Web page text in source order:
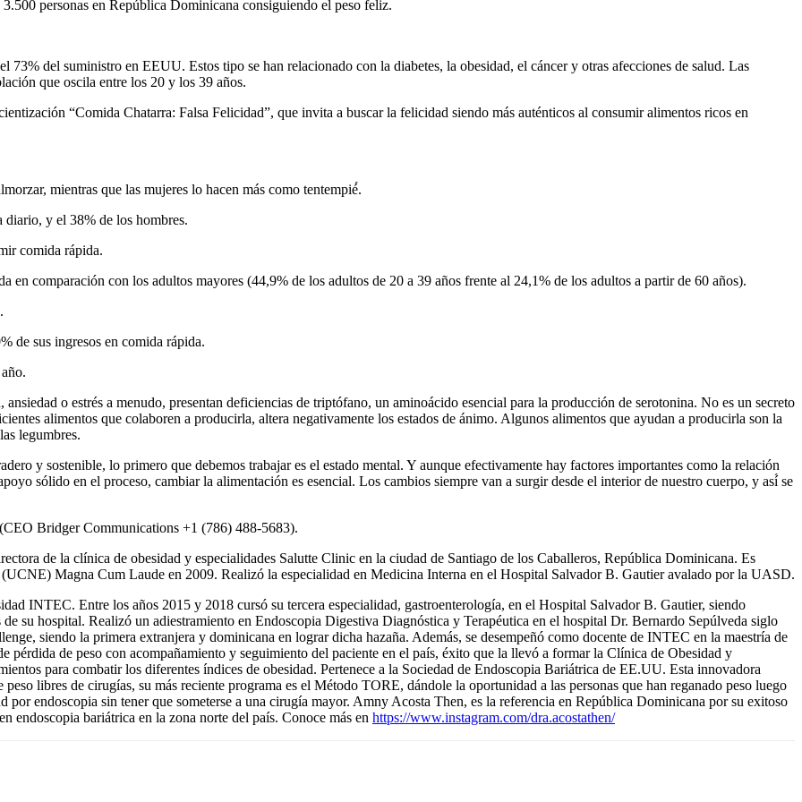
personas en República Dominicana consiguiendo el peso feliz.
73% del suministro en EEUU. Estos tipo se han relacionado con la diabetes, la obesidad, el cáncer y otras afecciones de salud. Las
que oscila entre los 20 y los 39 años.
“Comida Chatarra: Falsa Felicidad”, que invita a buscar la felicidad siendo más auténticos al consumir alimentos ricos en
mientras que las mujeres lo hacen más como tentempié́.
y el 38% de los hombres.
comida rápida.
comparación con los adultos mayores (44,9% de los adultos de 20 a 39 años frente al 24,1% de los adultos a partir de 60 años).
de sus ingresos en comida rápida.
o estrés a menudo, presentan deficiencias de triptófano, un aminoácido esencial para la producción de serotonina. No es un secreto
alimentos que colaboren a producirla, altera negativamente los estados de ánimo. Algunos alimentos que ayudan a producirla son la
legumbres.
y sostenible, lo primero que debemos trabajar es el estado mental. Y aunque efectivamente hay factores importantes como la relación
sólido en el proceso, cambiar la alimentación es esencial. Los cambios siempre van a surgir desde el interior de nuestro cuerpo, y así́ se
Bridger Communications +1 (786) 488-5683).
de la clínica de obesidad y especialidades Salutte Clinic en la ciudad de Santiago de los Caballeros, República Dominicana. Es
Magna Cum Laude en 2009. Realizó la especialidad en Medicina Interna en el Hospital Salvador B. Gautier avalado por la UASD.
INTEC. Entre los años 2015 y 2018 cursó su tercera especialidad, gastroenterología, en el Hospital Salvador B. Gautier, siendo
su hospital. Realizó un adiestramiento en Endoscopia Digestiva Diagnóstica y Terapéutica en el hospital Dr. Bernardo Sepúlveda siglo
siendo la primera extranjera y dominicana en lograr dicha hazaña. Además, se desempeñó como docente de INTEC en la maestría de
de peso con acompañamiento y seguimiento del paciente en el país, éxito que la llevó a formar la Clínica de Obesidad y
para combatir los diferentes índices de obesidad. Pertenece a la Sociedad de Endoscopia Bariátrica de EE.UU. Esta innovadora
libres de cirugías, su más reciente programa es el Método TORE, dándole la oportunidad a las personas que han reganado peso luego
por endoscopia sin tener que someterse a una cirugía mayor. Amny Acosta Then, es la referencia en República Dominicana por su exitoso
bariátrica en la zona norte del país. Conoce más en https://www.instagram.com/dra.acostathen/